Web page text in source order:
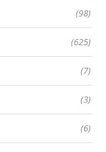
(98)
(625)
(7)
(3)
(6)